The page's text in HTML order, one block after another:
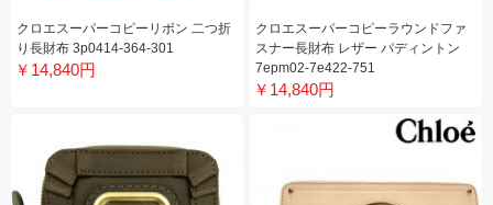
クロエスーパーコピーリボン 二つ折
り長財布 3p0414-364-301
￥14,840円
クロエスーパーコピーラウンドファ
スナー長財布 レザー パディントン
7epm02-7e422-751
￥14,840円